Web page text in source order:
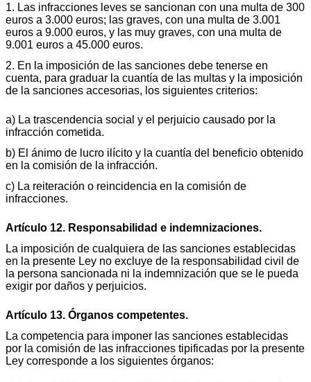
1. Las infracciones leves se sancionan con una multa de 300
euros a 3.000 euros; las graves, con una multa de 3.001
euros a 9.000 euros, y las muy graves, con una multa de
9.001 euros a 45.000 euros.
2. En la imposición de las sanciones debe tenerse en
cuenta, para graduar la cuantía de las multas y la imposición
de la sanciones accesorias, los siguientes criterios:
a) La trascendencia social y el perjuicio causado por la
infracción cometida.
b) El ánimo de lucro ilícito y la cuantía del beneficio obtenido
en la comisión de la infracción.
c) La reiteración o reincidencia en la comisión de
infracciones.
Artículo 12. Responsabilidad e indemnizaciones.
La imposición de cualquiera de las sanciones establecidas
en la presente Ley no excluye de la responsabilidad civil de
la persona sancionada ni la indemnización que se le pueda
exigir por daños y perjuicios.
Artículo 13. Órganos competentes.
La competencia para imponer las sanciones establecidas
por la comisión de las infracciones tipificadas por la presente
Ley corresponde a los siguientes órganos: